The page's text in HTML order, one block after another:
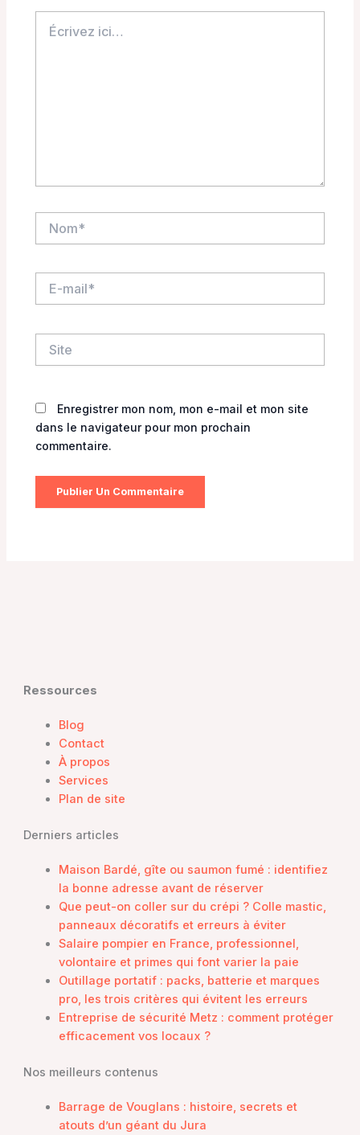
ici…
mail*
Enregistrer mon nom, mon e-mail et mon site
dans le navigateur pour mon prochain
commentaire.
Ressources
Blog
Contact
À propos
Services
Plan de site
Derniers articles
Maison Bardé, gîte ou saumon fumé : identifiez
la bonne adresse avant de réserver
Que peut-on coller sur du crépi ? Colle mastic,
panneaux décoratifs et erreurs à éviter
Salaire pompier en France, professionnel,
volontaire et primes qui font varier la paie
Outillage portatif : packs, batterie et marques
pro, les trois critères qui évitent les erreurs
Entreprise de sécurité Metz : comment protéger
efficacement vos locaux ?
Nos meilleurs contenus
Barrage de Vouglans : histoire, secrets et
atouts d’un géant du Jura